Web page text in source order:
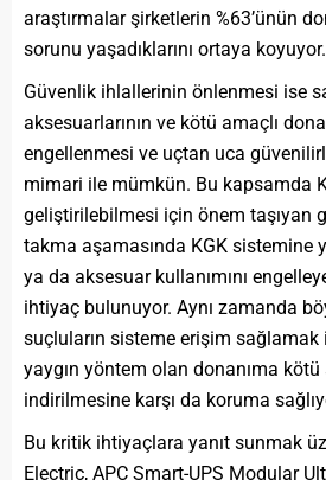
araştırmalar şirketlerin %63’ünün
sorunu yaşadıklarını ortaya koyuyor.
Güvenlik ihlallerinin önlenmesi ise
aksesuarlarının ve kötü amaçlı
engellenmesi ve uçtan uca
mimari ile mümkün. Bu kapsamda
geliştirilebilmesi için önem taşıyan
takma aşamasında KGK sistemine
ya da aksesuar kullanımını
ihtiyaç bulunuyor. Aynı zamanda
suçluların sisteme erişim sağlamak
yaygın yöntem olan donanıma kötü
indirilmesine karşı da koruma
Bu kritik ihtiyaçlara yanıt sunmak
Electric, APC Smart-UPS Modular